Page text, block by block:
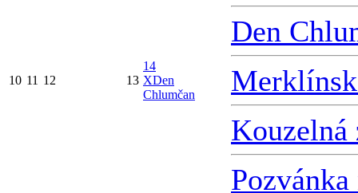
10 11 12 13
14
XDen
Chlumčan
Den
Kouzelná